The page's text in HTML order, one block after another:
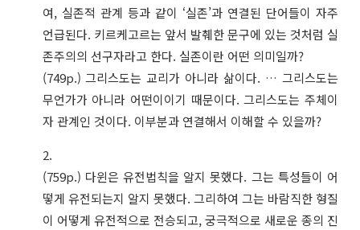
여, 실존적 관계 등과 같이 ‘실존’과 연결된 단어들이 자주
언급된다. 키르케고르는 앞서 발췌한 문구에 있는 것처럼 실
존주의의 선구자라고 한다. 실존이란 어떤 의미일까?
(749p.) 그리스도는 교리가 아니라 삶이다. … 그리스도는
무언가가 아니라 어떤이이기 때문이다. 그리스도는 주체이
자 관계인 것이다. 이부분과 연결해서 이해할 수 있을까?
2.
(759p.) 다윈은 유전법칙을 알지 못했다. 그는 특성들이 어
떻게 유전되는지 알지 못했다. 그리하여 그는 바람직한 형질
이 어떻게 유전적으로 전승되고, 궁극적으로 새로운 종의 진